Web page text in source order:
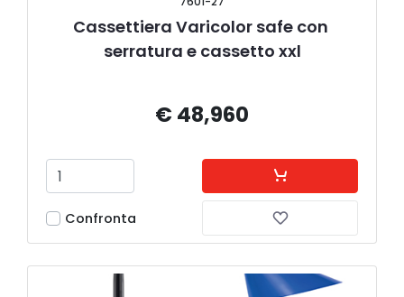
Cassettiera Varicolor safe con
serratura e cassetto xxl
€ 48,960
Confronta